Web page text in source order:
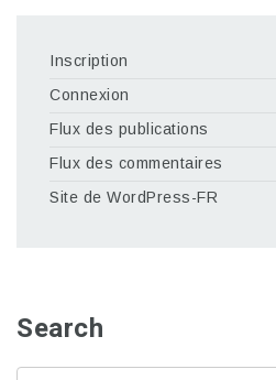
Inscription
Connexion
Flux des publications
Flux des commentaires
Site de WordPress-FR
Search